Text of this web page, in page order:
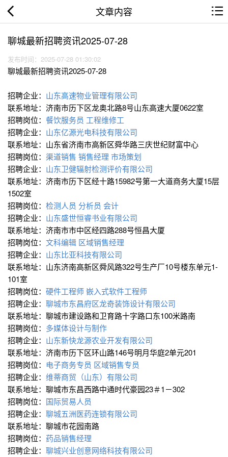
文章内容
聊城最新招聘资讯2025-07-28
发布时间：2025-07-28 01:30:02
聊城最新招聘资讯2025-07-28
招聘企业： 山东高速物业管理有限公司
联系地址：济南市历下区龙奥北路8号山东高速大厦0622室
招聘岗位： 餐饮服务员 工程维修工
招聘企业： 山东亿源光电科技有限公司
联系地址：山东省济南市高新区舜华路三庆世纪财富中心
招聘岗位： 渠道销售 销售经理 市场策划
招聘企业： 山东卫健辐射检测评价有限公司
联系地址：济南市历下区经十路15982号第一大道商务大厦15层
1502室
招聘岗位： 检测人员 分析员 会计
招聘企业： 山东盛世恒睿书业有限公司
联系地址：济南市市中区经四路288号恒昌大厦
招聘岗位： 文科编辑 区域销售经理
招聘企业： 山东比亚科技有限公司
联系地址：山东济南高新区舜风路322号生产厂10号楼东单元1-
101室
招聘岗位： 硬件工程师嵌入式软件工程师
招聘企业： 聊城市东昌府区龙奇装饰设计有限公司
联系地址：聊城市建设路和卫育路十字路口东100米路南
招聘岗位： 多媒体设计与制作
招聘企业： 山东新快龙源农业开发有限公司
联系地址：济南市历下区环山路146号明月华庭2单元201
招聘岗位： 电子商务专员 区域销售专员
招聘企业： 维蒂商贸（山东）有限公司
联系地址：聊城市东昌西路中通时代豪园23＃1－302
招聘岗位： 国际贸易人员
招聘企业： 聊城五洲医药连锁有限公司
联系地址：聊城市花园南路
招聘岗位： 药品销售经理
招聘企业： 聊城兴业创意网络科技有限公司